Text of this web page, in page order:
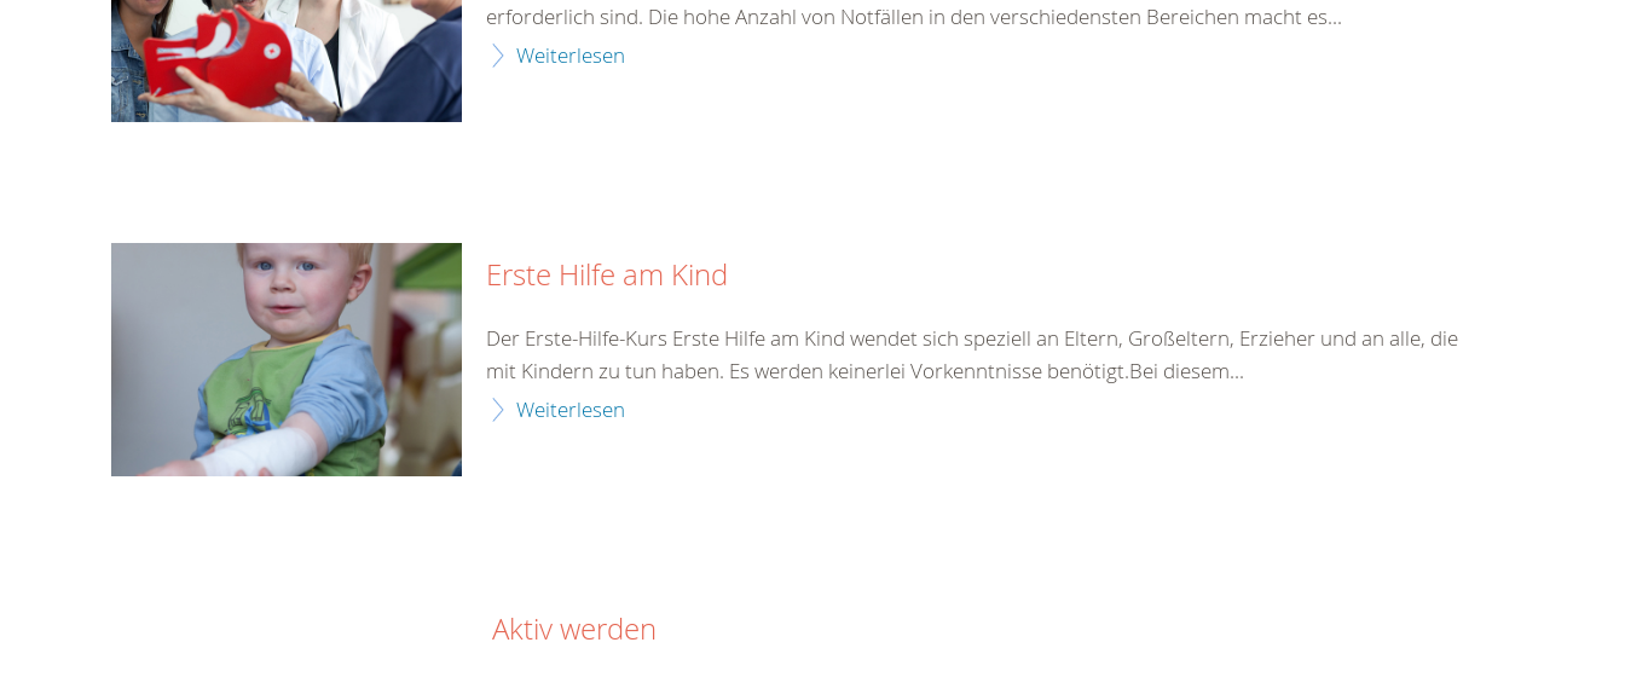
erforderlich sind. Die hohe Anzahl von Notfällen in den verschiedensten Bereichen macht es...
Weiterlesen
Erste Hilfe am Kind
Der Erste-Hilfe-Kurs Erste Hilfe am Kind wendet sich speziell an Eltern, Großeltern, Erzieher und an alle, die
mit Kindern zu tun haben. Es werden keinerlei Vorkenntnisse benötigt.Bei diesem...
Weiterlesen
Aktiv werden